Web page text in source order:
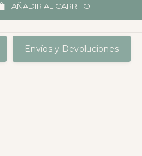
AÑADIR AL CARRITO
Envíos y Devoluciones